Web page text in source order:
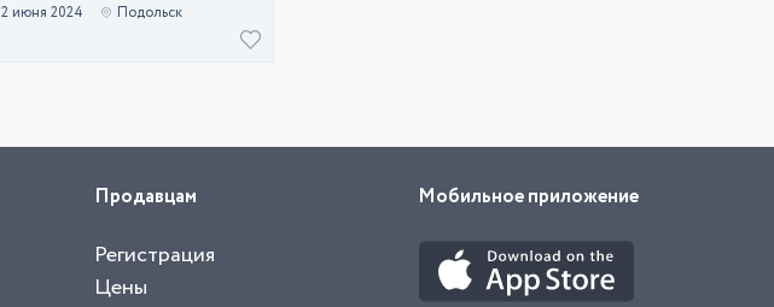
2 июня 2024 Подольск
Продавцам
Регистрация
Цены
Мобильное приложение